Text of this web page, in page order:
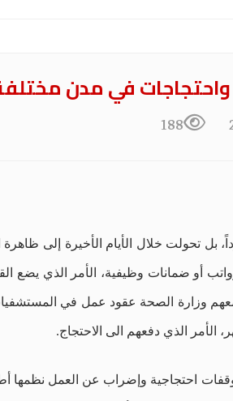
واحتجاجات في مدن
188
بل تحولت خلال الأيام الأخيرة إلى
أو ضمانات وظيفية، الأمر الذي يضع
احتجاجية وإضراب عن العمل نظمها